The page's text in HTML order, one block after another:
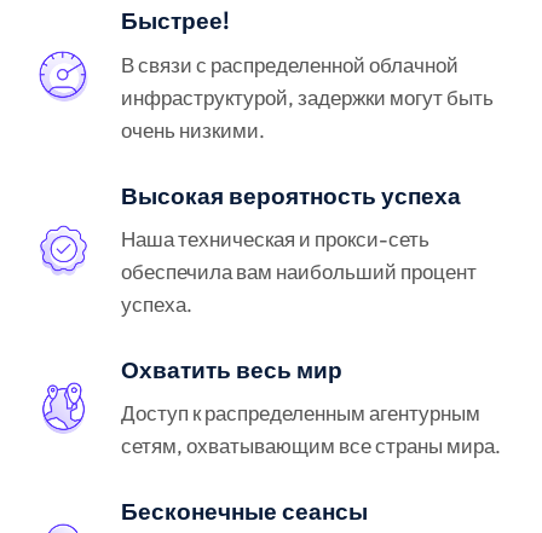
Быстрее!
В связи с распределенной облачной
инфраструктурой, задержки могут быть
очень низкими.
Высокая вероятность успеха
Наша техническая и прокси-сеть
обеспечила вам наибольший процент
успеха.
Охватить весь мир
Доступ к распределенным агентурным
сетям, охватывающим все страны мира.
Бесконечные сеансы